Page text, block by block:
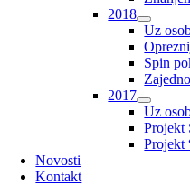
2018
Uz
Spin
2017
Uz
Projekt
Projekt
Novosti
Kontakt